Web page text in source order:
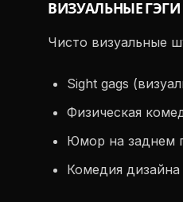
ВИЗУАЛЬНЫЕ ГЭГИ
Чисто визуальные
Sight gags
Физическая
Юмор на заднем
Комедия